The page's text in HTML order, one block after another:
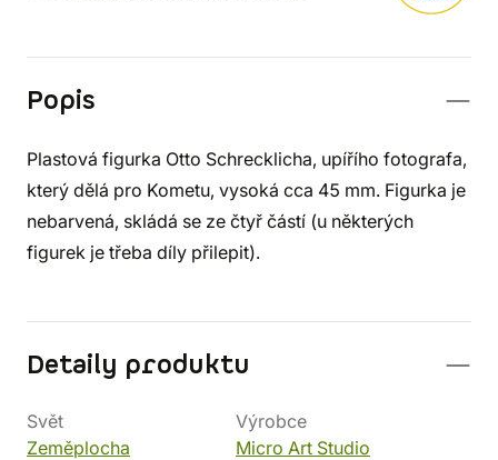
Popis
Plastová figurka Otto Schrecklicha, upířího fotografa,
který dělá pro Kometu, vysoká cca 45 mm. Figurka je
nebarvená, skládá se ze čtyř částí (u některých
figurek je třeba díly přilepit).
Detaily produktu
Svět
Zeměplocha
Výrobce
Micro Art Studio